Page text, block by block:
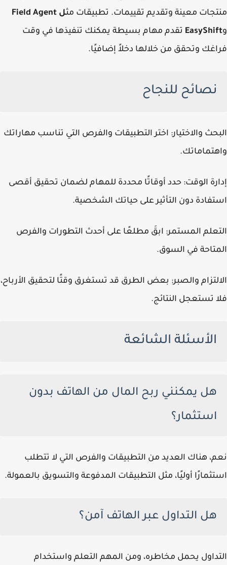
منتجات معينة وتقديم تقييمات. تطبيقات مثل Field Agent
وEasyShift تقدم مهام بسيطة يمكنك تنفيذها في وقت
فراغك وتحقق من خلالها دخلاً إضافيًا.
نصائح للنجاح
البحث والاختيار: اختر التطبيقات والفرص التي تناسب مهاراتك
واهتماماتك.
إدارة الوقت: حدد أوقاتًا محددة للمهام لضمان تحقيق أقصى
استفادة دون التأثير على حياتك الشخصية.
التعلم المستمر: ابقَ مطلعًا على أحدث التطورات والفرص
المتاحة في السوق.
الالتزام والصبر: بعض الطرق قد تستغرق وقتًا لتحقيق الأرباح،
فلا تستعجل النتائج.
الأسئلة الشائعة
هل يمكنني ربح المال من الهاتف بدون
استثمار؟
نعم، هناك العديد من التطبيقات والفرص التي لا تتطلب
استثمارًا أوليًا، مثل التطبيقات المدفوعة والتسويق بالعمولة.
هل التداول عبر الهاتف آمن؟
التداول يحمل مخاطره، ومن المهم التعلم واستخدام